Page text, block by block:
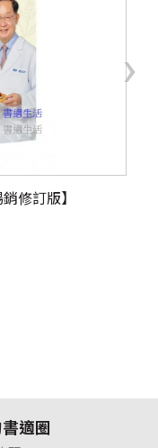
修訂版】
›
適圈